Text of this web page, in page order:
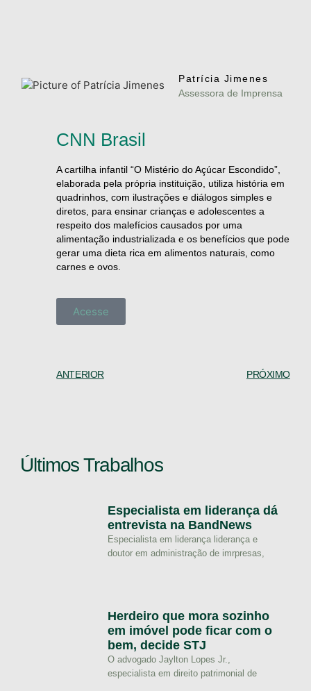
Patrícia Jimenes
Assessora de Imprensa
CNN Brasil
A cartilha infantil “O Mistério do Açúcar Escondido”,
elaborada pela própria instituição, utiliza história em
quadrinhos, com ilustrações e diálogos simples e
diretos, para ensinar crianças e adolescentes a
respeito dos malefícios causados por uma
alimentação industrializada e os benefícios que pode
gerar uma dieta rica em alimentos naturais, como
carnes e ovos.
Acesse
ANTERIOR PRÓXIMO
Últimos Trabalhos
Especialista em liderança dá
entrevista na BandNews
Especialista em liderança liderança e
doutor em administração de imrpresas,
Herdeiro que mora sozinho
em imóvel pode ficar com o
bem, decide STJ
O advogado Jaylton Lopes Jr.,
especialista em direito patrimonial de